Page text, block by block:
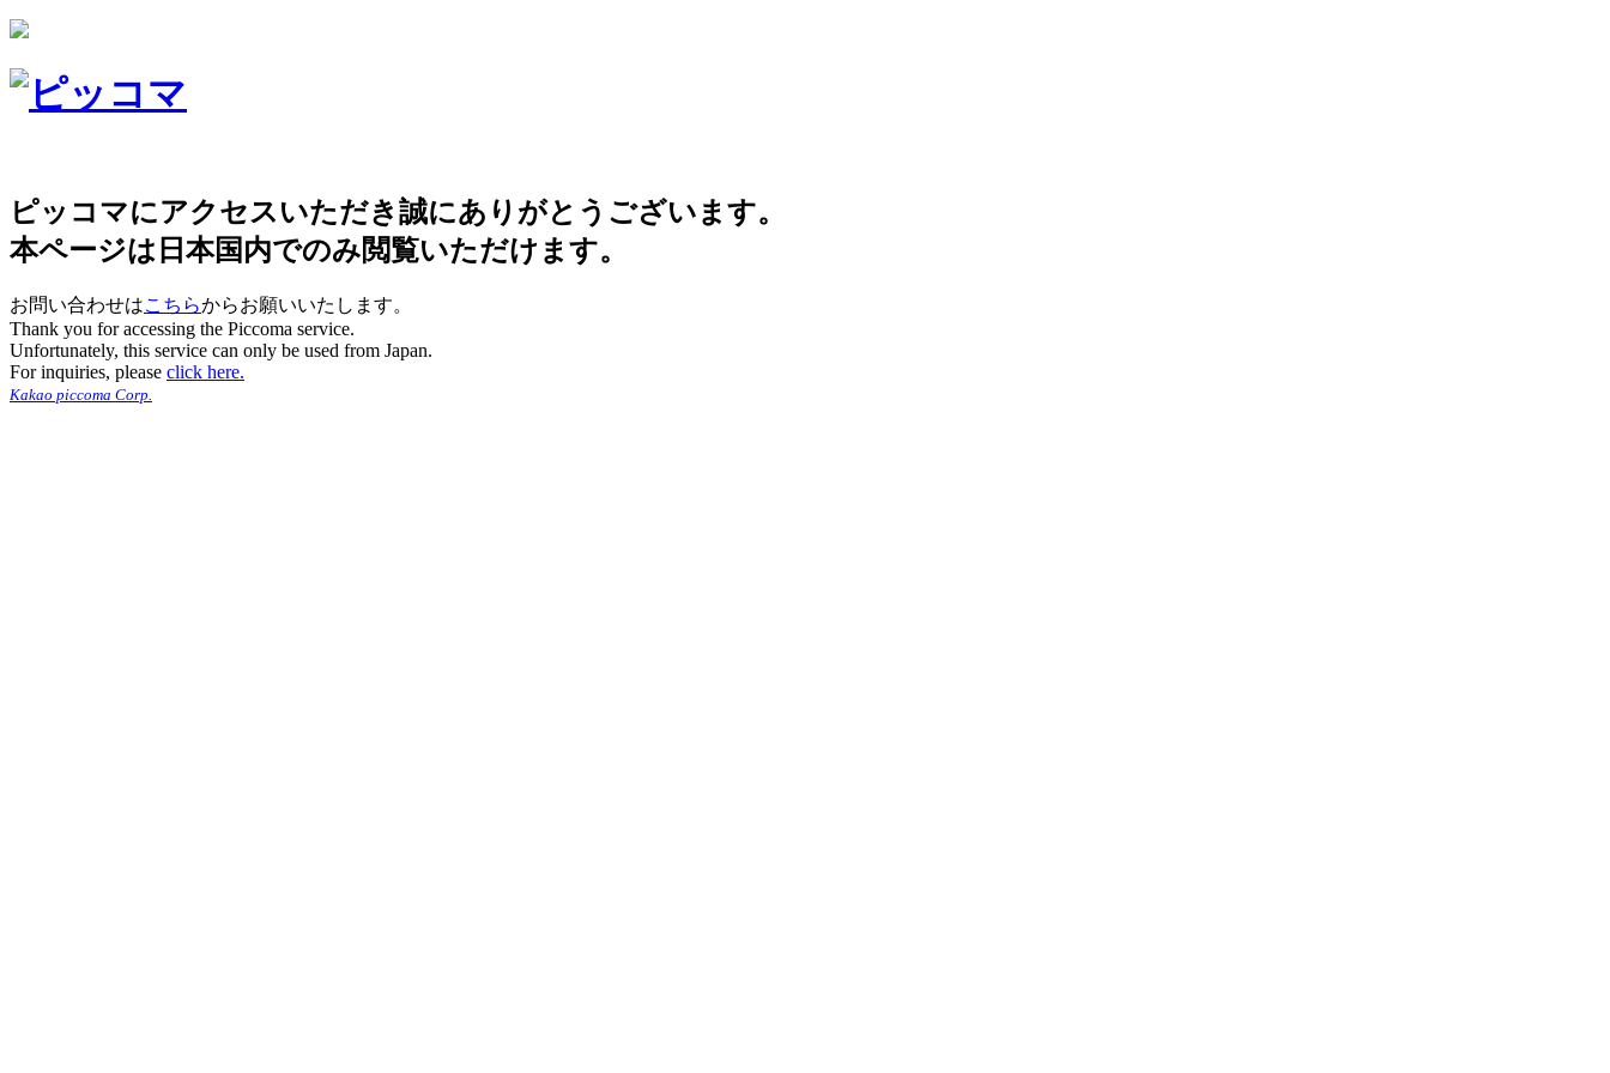
ピッコマにアクセスいただき誠にありがとうございます。
本ページは日本国内でのみ閲覧いただけます。
お問い合わせはこちらからお願いいたします。
Thank you for accessing the Piccoma service.
Unfortunately, this service can only be used from Japan.
For inquiries, please click here.
Kakao piccoma Corp.